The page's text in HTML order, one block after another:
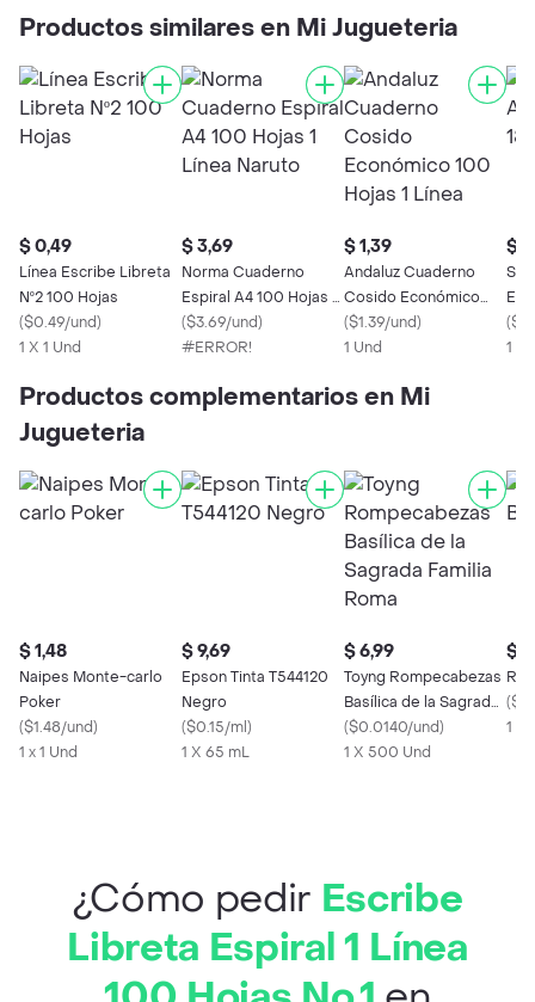
Productos similares en Mi Jugueteria
$ 0,49
Línea Escribe Libreta
Nº2 100 Hojas
($0.49/und)
1 X 1 Und
$ 3,69
Norma Cuaderno
Espiral A4 100 Hojas 1
Línea Naruto
($3.69/und)
#ERROR!
$ 1,39
Andaluz Cuaderno
Cosido Económico
100 Hojas 1 Línea
($1.39/und)
1 Und
$
(
1 x
Productos complementarios en Mi
Jugueteria
$ 1,48
Naipes Monte-carlo
Poker
($1.48/und)
1 x 1 Und
$ 9,69
Epson Tinta T544120
Negro
($0.15/ml)
1 X 65 mL
$ 6,99
Toyng Rompecabezas
Basílica de la Sagrada
Familia Roma
($0.0140/und)
1 X 500 Und
$
(
1 X
¿Cómo pedir Escribe
Libreta Espiral 1 Línea